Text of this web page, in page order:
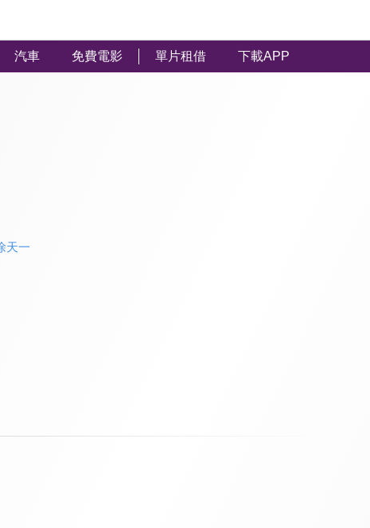
汽車 免費電影 單片租借 下載APP
天一